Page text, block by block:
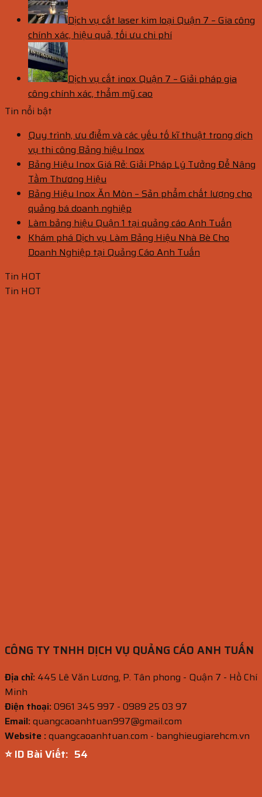
Dịch vụ cắt laser kim loại Quận 7 – Gia công
chính xác, hiệu quả, tối ưu chi phí
Dịch vụ cắt inox Quận 7 – Giải pháp gia
công chính xác, thẩm mỹ cao
Tin nổi bật
Quy trình, ưu điểm và các yếu tố kĩ thuật trong dịch
vụ thi công Bảng hiệu Inox
Bảng Hiệu Inox Giá Rẻ: Giải Pháp Lý Tưởng Để Nâng
Tầm Thương Hiệu
Bảng Hiệu Inox Ăn Mòn – Sản phẩm chất lượng cho
quảng bá doanh nghiệp
Làm bảng hiệu Quận 1 tại quảng cáo Anh Tuấn
Khám phá Dịch vụ Làm Bảng Hiệu Nhà Bè Cho
Doanh Nghiệp tại Quảng Cáo Anh Tuấn
Tin HOT
Tin HOT
CÔNG TY TNHH DỊCH VỤ QUẢNG CÁO ANH TUẤN
Địa chỉ: 445 Lê Văn Lương, P. Tân phong - Quận 7 - Hồ Chí
Minh
Điện thoại:0961 345 997 - 0989 25 03 97
Email:quangcaoanhtuan997@gmail.com
Website :quangcaoanhtuan.com - banghieugiarehcm.vn
⭐ ID Bài Viết: 52